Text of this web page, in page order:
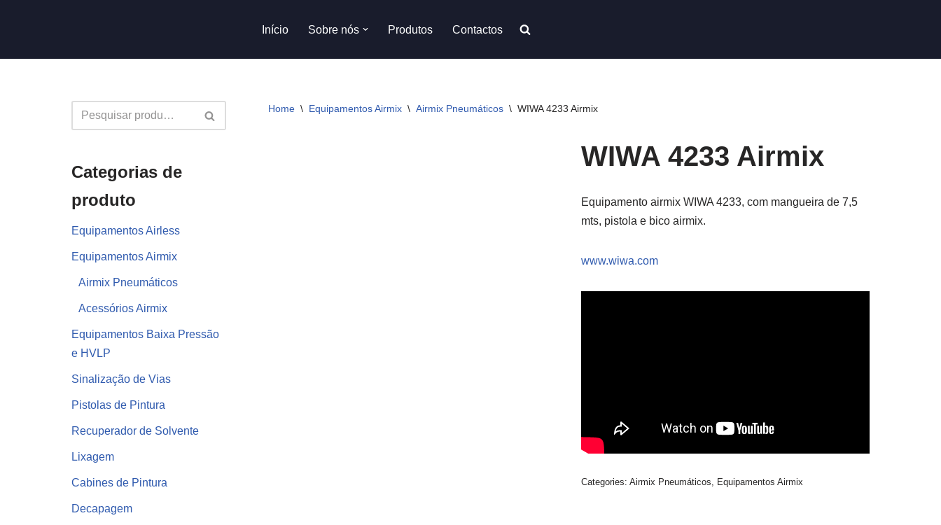
para
Início Sobre nós Produtos Contactos
Categorias de
produto
Equipamentos Airless
Equipamentos Airmix
Airmix Pneumáticos
Acessórios Airmix
Equipamentos Baixa Pressão
e HVLP
Sinalização de Vias
Pistolas de Pintura
Recuperador de Solvente
Lixagem
Cabines de Pintura
Decapagem
Home \ Equipamentos Airmix \ Airmix Pneumáticos \ WIWA 4233 Airmix
WIWA 4233 Airmix
Equipamento airmix WIWA 4233, com mangueira de 7,5
mts, pistola e bico airmix.
www.wiwa.com
Categories: Airmix Pneumáticos Equipamentos Airmix